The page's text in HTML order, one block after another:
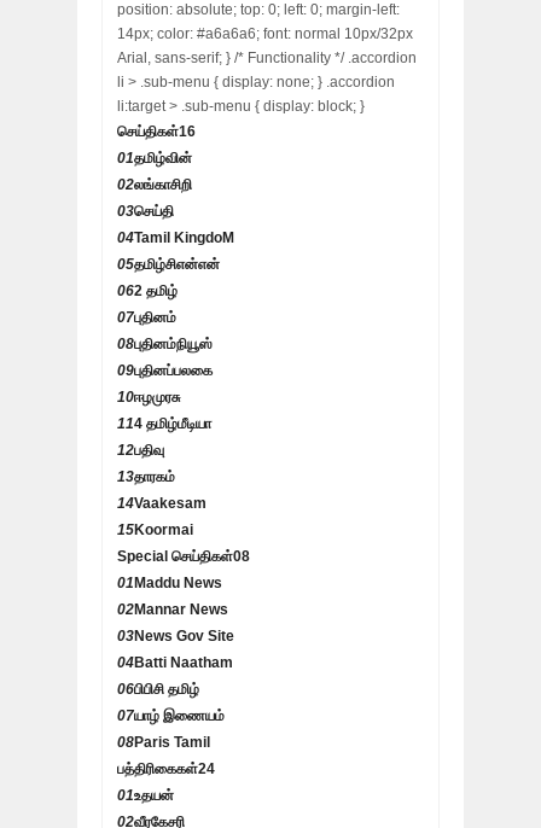
position: absolute; top: 0; left: 0; margin-left:
14px; color: #a6a6a6; font: normal 10px/32px
Arial, sans-serif; } /* Functionality */ .accordion
li > .sub-menu { display: none; } .accordion
li:target > .sub-menu { display: block; }
செய்திகள்16
01தமிழ்வின்
02லங்காசிறி
03செய்தி
04Tamil KingdoM
05தமிழ்சிஎன்என்
062 தமிழ்
07புதினம்
08புதினம்நியூஸ்
09புதினப்பலகை
10ஈழமுரசு
114 தமிழ்மீடியா
12பதிவு
13தாரகம்
14Vaakesam
15Koormai
Special செய்திகள்08
01 Maddu News
02Mannar News
03News Gov Site
04Batti Naatham
06பிபிசி தமிழ்
07யாழ் இணையம்
08Paris Tamil
பத்திரிகைகள்24
01உதயன்
02வீரகேசரி